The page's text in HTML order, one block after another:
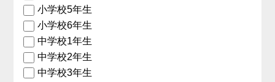
小学校5年生
小学校6年生
中学校1年生
中学校2年生
中学校3年生